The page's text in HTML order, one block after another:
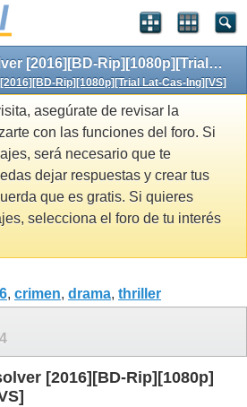
Un Caso Sin Resolver [2016][BD-Rip][1080p][Trial Lat-Cas-Ing][VS]
Rip][1080p][Trial Lat-Cas-Ing][VS]
asegúrate de revisar la
con las funciones del foro. Si
será necesario que te
dejar respuestas y crear tus
que es gratis. Si quieres
selecciona el foro de tu interés
, crimen, drama, thriller
[2016][BD-Rip][1080p]